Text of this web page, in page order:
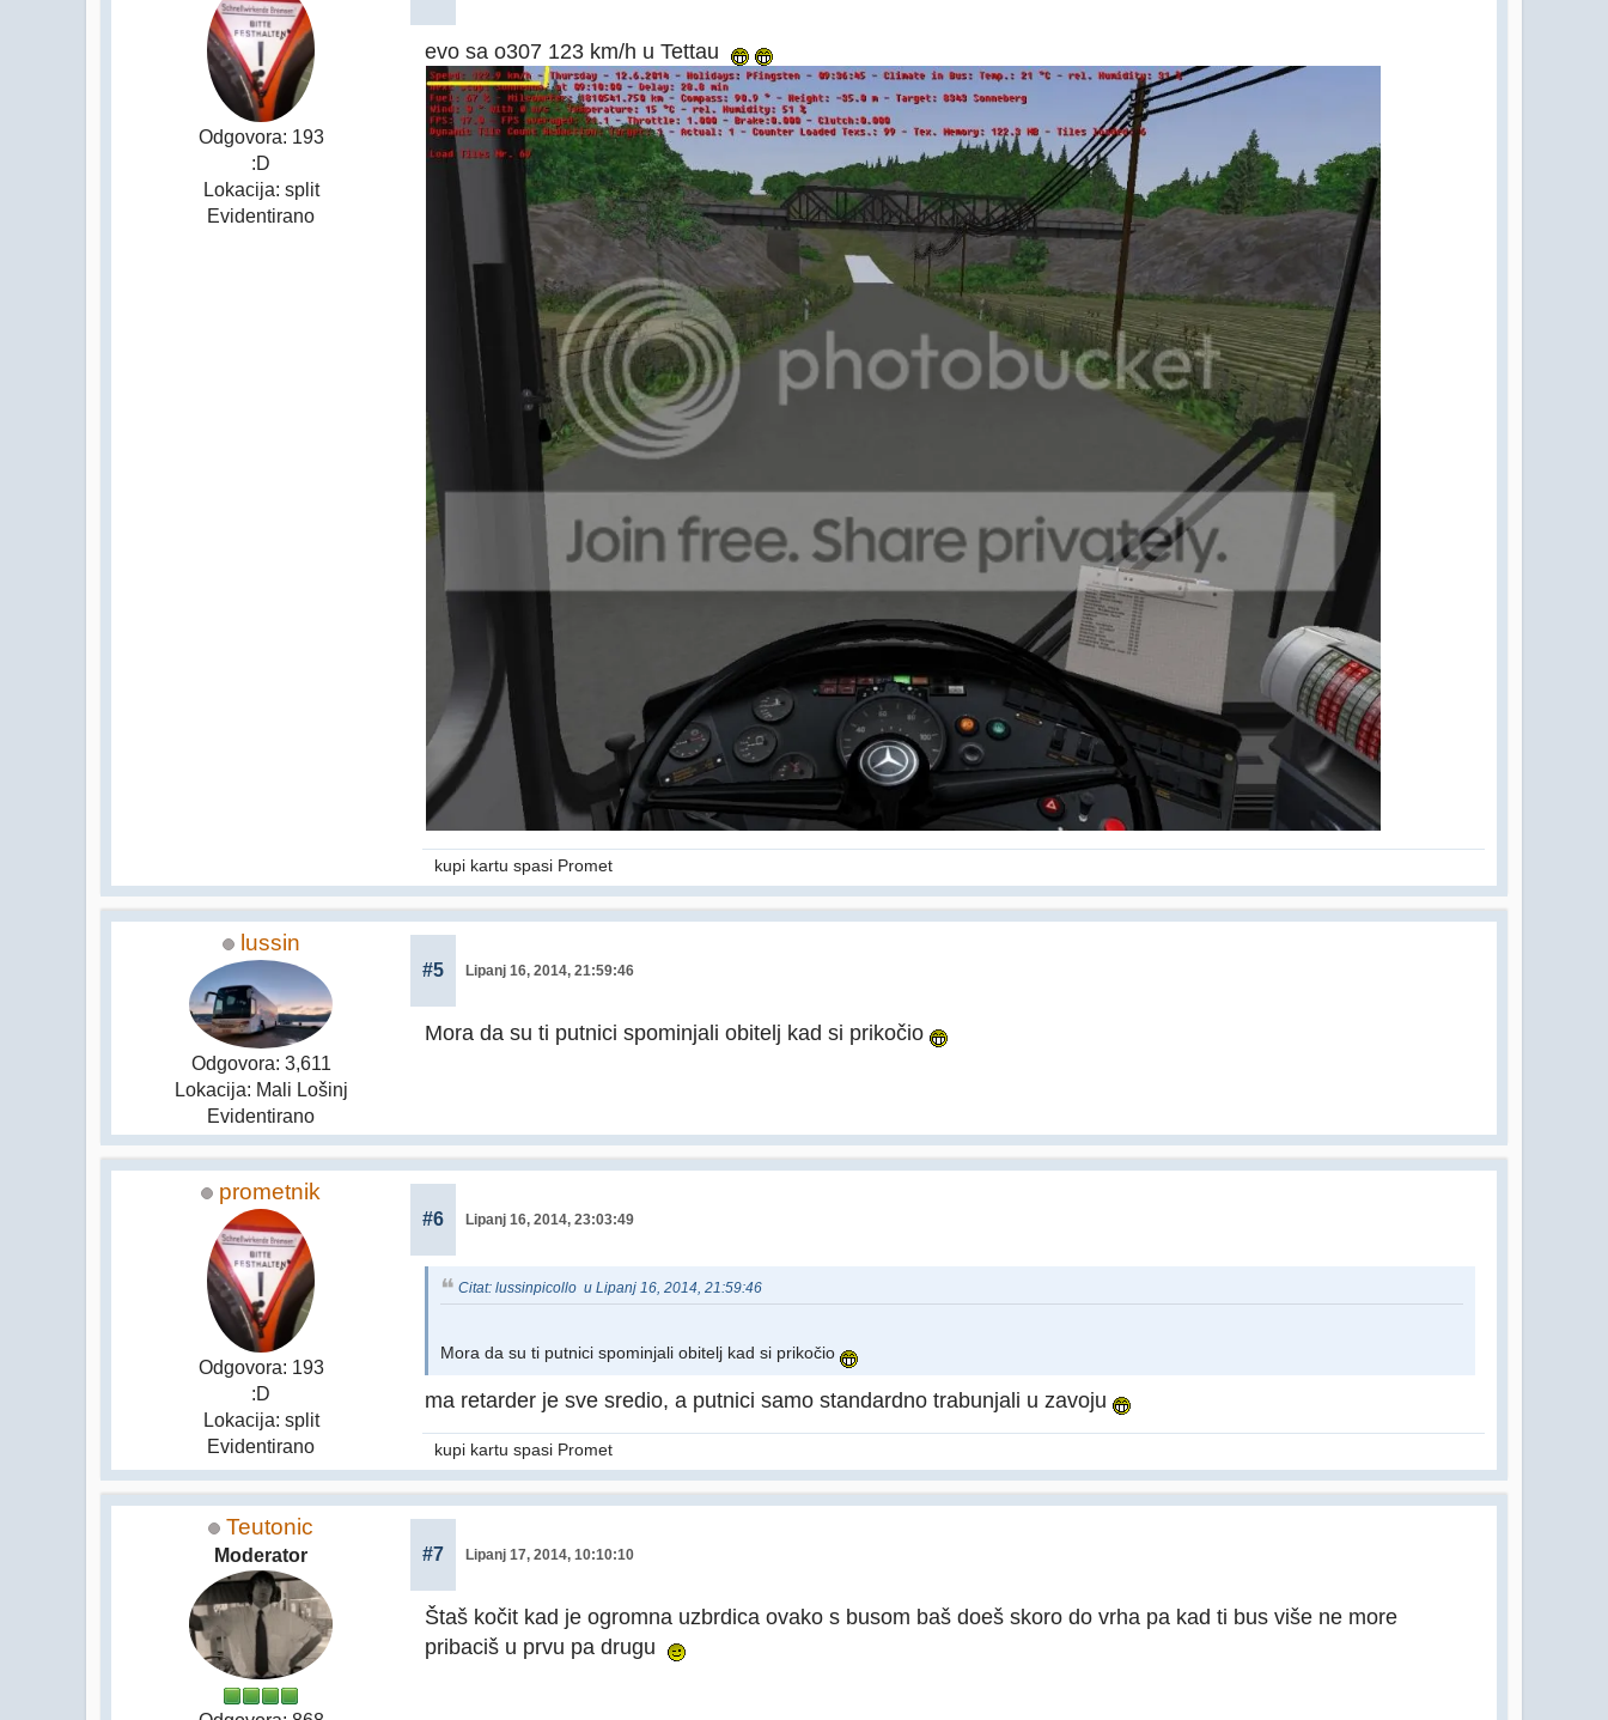
Odgovora: 193
:D
Lokacija: split
Evidentirano
evo sa o307 123 km/h u Tettau
kupi kartu spasi Promet
lussin
Odgovora: 3,611
Lokacija: Mali Lošinj
Evidentirano
#5 Lipanj 16, 2014, 21:59:46
Mora da su ti putnici spominjali obitelj kad si prikočio
prometnik
Odgovora: 193
:D
Lokacija: split
Evidentirano
#6 Lipanj 16, 2014, 23:03:49
Citat: lussinpicollo u Lipanj 16, 2014, 21:59:46
Mora da su ti putnici spominjali obitelj kad si prikočio
ma retarder je sve sredio, a putnici samo standardno trabunjali u zavoju
kupi kartu spasi Promet
Teutonic
Moderator #7 Lipanj 17, 2014, 10:10:10
Štaš kočit kad je ogromna uzbrdica ovako s busom baš doeš skoro do vrha pa kad ti bus više ne more
pribaciš u prvu pa drugu